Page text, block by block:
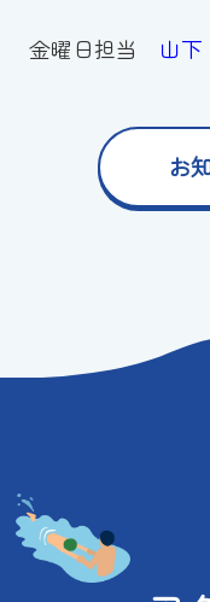
金曜日担当 山下
お